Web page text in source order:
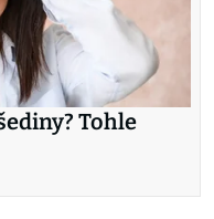
Tohle